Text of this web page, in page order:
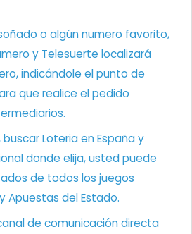
o algún numero favorito,
y Telesuerte localizará
indicándole el punto de
que realice el pedido
Loteria en España y
donde elija, usted puede
de todos los juegos
Apuestas del Estado.
de comunicación directa